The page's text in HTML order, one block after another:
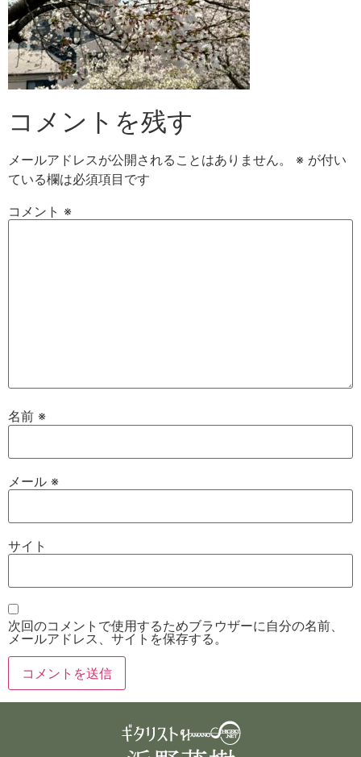
コメントを残す
メールアドレスが公開されることはありません。 ※ が付い
ている欄は必須項目です
コメント ※
名前 ※
メール ※
サイト
次回のコメントで使用するためブラウザーに自分の名前、
メールアドレス、サイトを保存する。